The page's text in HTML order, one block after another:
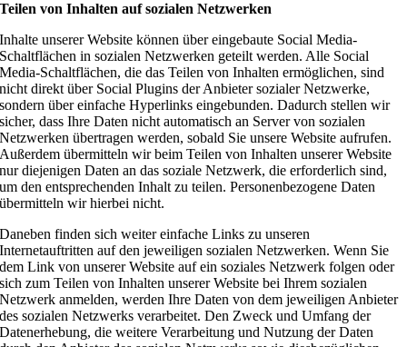
Teilen von Inhalten auf sozialen Netzwerken
Inhalte unserer Website können über eingebaute Social Media-
Schaltflächen in sozialen Netzwerken geteilt werden. Alle Social
Media-Schaltflächen, die das Teilen von Inhalten ermöglichen, sind
nicht direkt über Social Plugins der Anbieter sozialer Netzwerke,
sondern über einfache Hyperlinks eingebunden. Dadurch stellen wir
sicher, dass Ihre Daten nicht automatisch an Server von sozialen
Netzwerken übertragen werden, sobald Sie unsere Website aufrufen.
Außerdem übermitteln wir beim Teilen von Inhalten unserer Website
nur diejenigen Daten an das soziale Netzwerk, die erforderlich sind,
um den entsprechenden Inhalt zu teilen. Personenbezogene Daten
übermitteln wir hierbei nicht.
Daneben finden sich weiter einfache Links zu unseren
Internetauftritten auf den jeweiligen sozialen Netzwerken. Wenn Sie
dem Link von unserer Website auf ein soziales Netzwerk folgen oder
sich zum Teilen von Inhalten unserer Website bei Ihrem sozialen
Netzwerk anmelden, werden Ihre Daten von dem jeweiligen Anbieter
des sozialen Netzwerks verarbeitet. Den Zweck und Umfang der
Datenerhebung, die weitere Verarbeitung und Nutzung der Daten